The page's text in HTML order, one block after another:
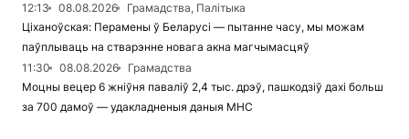
12:13
08.08.2026
Грамадства, Палітыка
Ціханоўская: Перамены ў Беларусі — пытанне часу, мы можам
паўплываць на стварэнне новага акна магчымасцяў
11:30
08.08.2026
Грамадства
Моцны вецер 6 жніўня паваліў 2,4 тыс. дрэў, пашкодзіў дахі больш
за 700 дамоў — удакладненыя даныя МНС